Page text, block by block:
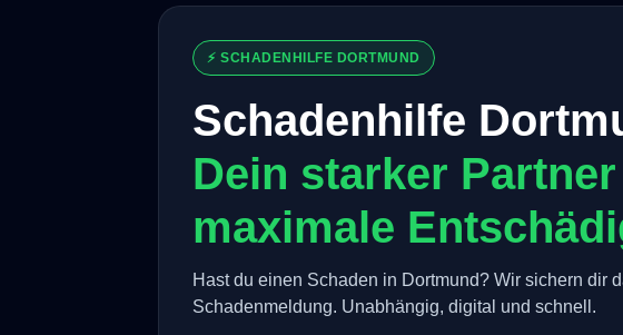
⚡ SCHADENHILFE DORTMUND
Schadenhilfe
Dein starker
maximale
Hast du einen Schaden in Dortmund? Wir sichern dir
Schadenmeldung. Unabhängig, digital und schnell.